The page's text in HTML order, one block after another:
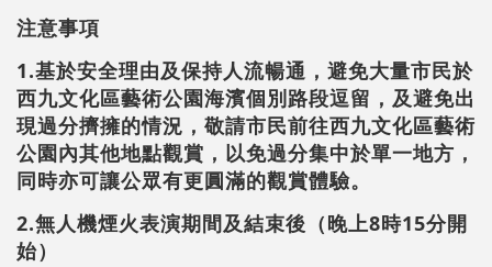
注意事項
1.基於安全理由及保持人流暢通，避免大量市民於
西九文化區藝術公園海濱個別路段逗留，及避免出
現過分擠擁的情況，敬請市民前往西九文化區藝術
公園內其他地點觀賞，以免過分集中於單一地方，
同時亦可讓公眾有更圓滿的觀賞體驗。
2.無人機煙火表演期間及結束後（晚上8時15分開
始）